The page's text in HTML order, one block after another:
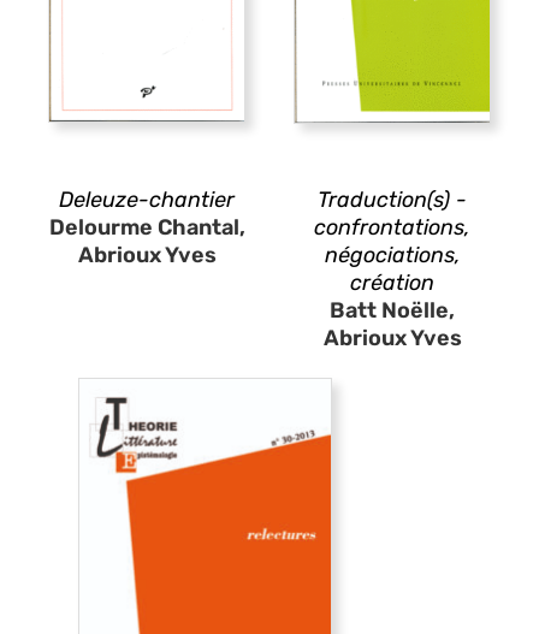
Deleuze-chantier
Delourme Chantal,
Abrioux Yves
Traduction(s) -
confrontations,
négociations,
création
Batt Noëlle,
Abrioux Yves